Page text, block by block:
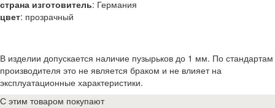
страна изготовитель: Германия
цвет: прозрачный
В изделии допускается наличие пузырьков до 1 мм. По стандартам
производителя это не является браком и не влияет на
эксплуатационные характеристики.
С этим товаром покупают